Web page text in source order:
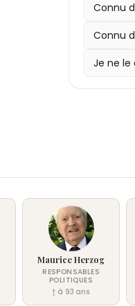
Connu
Connu
Je ne le
Maurice Herzog
RESPONSABLES
POLITIQUES
† à 93 ans